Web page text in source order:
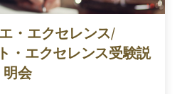
・エクセレンス/
・エクセレンス受験説
明会